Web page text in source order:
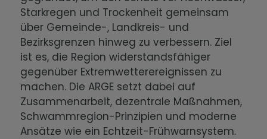
Starkregen und Trockenheit gemeinsam
über Gemeinde-, Landkreis- und
Bezirksgrenzen hinweg zu verbessern. Ziel
ist es, die Region widerstandsfähiger
gegenüber Extremwetterereignissen zu
machen. Die ARGE setzt dabei auf
Zusammenarbeit, dezentrale Maßnahmen,
Schwammregion-Prinzipien und moderne
Ansätze wie ein Echtzeit-Frühwarnsystem.